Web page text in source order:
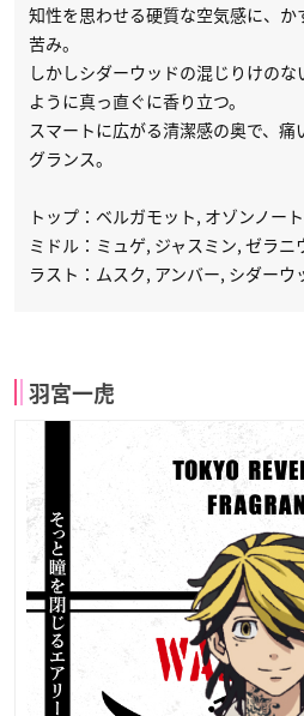
知性を思わせる硬質な空気感に、
苦み。
しかしシダーウッドの混じりけの
ように真っ直ぐに香り立つ。
スマートに広がる清潔感の奥で、
グランス。
トップ：ベルガモット, オゾンノー
ミドル：ミュゲ, ジャスミン, ゼラニ
ラスト：ムスク, アンバー, シダーウ
羽宮一虎